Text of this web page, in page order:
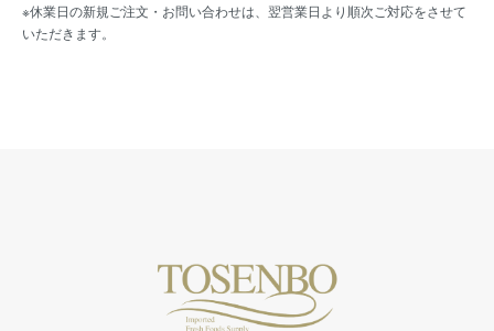
※休業日の新規ご注文・お問い合わせは、翌営業日より順次ご対応をさせて
いただきます。